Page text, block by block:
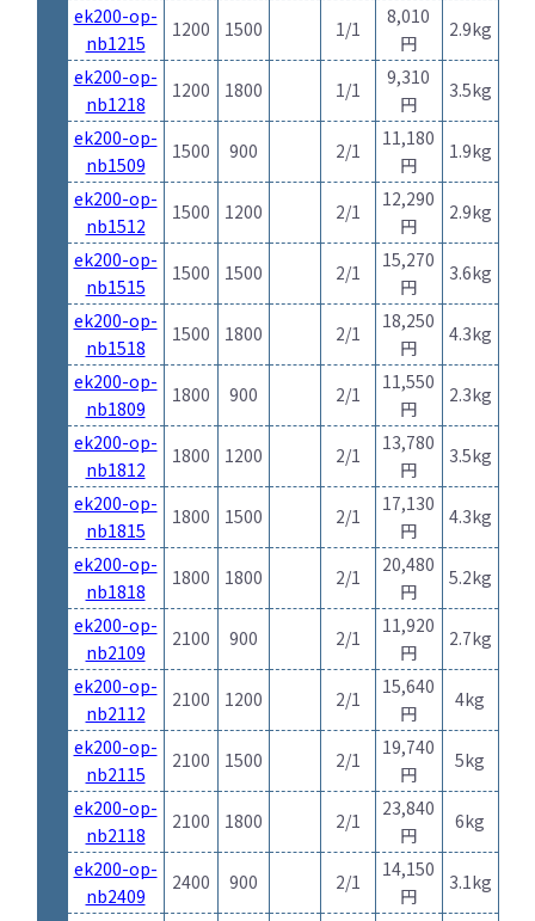
ek200-op-
nb1215
1200 1500 1/1
8,010
円
2.9kg
ek200-op-
nb1218
1200 1800 1/1
9,310
円
3.5kg
ek200-op-
nb1509
1500 900 2/1
11,180
円
1.9kg
ek200-op-
nb1512
1500 1200 2/1
12,290
円
2.9kg
ek200-op-
nb1515
1500 1500 2/1
15,270
円
3.6kg
ek200-op-
nb1518
1500 1800 2/1
18,250
円
4.3kg
ek200-op-
nb1809
1800 900 2/1
11,550
円
2.3kg
ek200-op-
nb1812
1800 1200 2/1
13,780
円
3.5kg
ek200-op-
nb1815
1800 1500 2/1
17,130
円
4.3kg
ek200-op-
nb1818
1800 1800 2/1
20,480
円
5.2kg
ek200-op-
nb2109
2100 900 2/1
11,920
円
2.7kg
ek200-op-
nb2112
2100 1200 2/1
15,640
円
4kg
ek200-op-
nb2115
2100 1500 2/1
19,740
円
5kg
ek200-op-
nb2118
2100 1800 2/1
23,840
円
6kg
ek200-op-
nb2409
2400 900 2/1
14,150
円
3.1kg